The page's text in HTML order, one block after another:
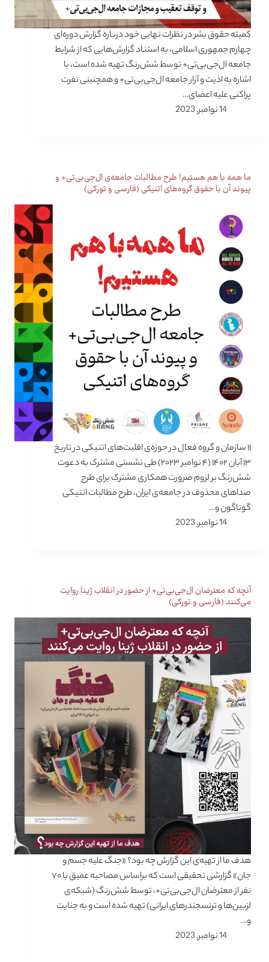
کمیته حقوق بشر در نظرات نهایی خود درباره گزارش دوره‌ای
چهارم جمهوری اسلامی، به استناد گزارش‌هایی که از شرایط
جامعه ال‌جی‌بی‌تی+ توسط شش‌رنگ تهیه شده است، با
اشاره به اذیت و آزار جامعه ال‌جی‌بی‌تی+ و همچنینی نفرت
پراکنی علیه اعضای…
14 نوامبر, 2023
ما همه با هم هستیم! طرح مطالبات جامعه‌ی ال‌جی‌بی‌تی+ و
پیوند آن با حقوق گروه‌های اتنیکی (فارسی و تورکی)
۱۱ سازمان و گروه فعال در حوزه‌ی اقلیت‌های اتنیکی در تاریخ
۱۳ آبان ۱۴۰۲ (۴ نوامبر ۲۰۲۳) طی نشستی مشترک به دعوت
شش‌رنگ بر لزوم ضرورت همکاری مشترک برای طرح
صداهای محذوف در جامعه‌ی ایران، طرح مطالبات اتنیکی
گوناگون و…
14 نوامبر, 2023
آنچه که معترضان ال‌جی‌بی‌تی+ از حضور در انقلاب ژینا روایت
می‌کنند (فارسی و تورکی)
هدف ما از تهیه‌ی این گزارش چه بود؟ «جنگ علیه جسم و
جان» گزارشی تحقیقی است که براساس مصاحبه عمیق با ۷۰
نفر از معترضان ال‌جی‌بی‌تی+، توسط شش‌رنگ (شبکه‌ی
لزبین‌ها و ترنسجندرهای ایرانی) تهیه شده است و به جنایت
و…
14 نوامبر, 2023